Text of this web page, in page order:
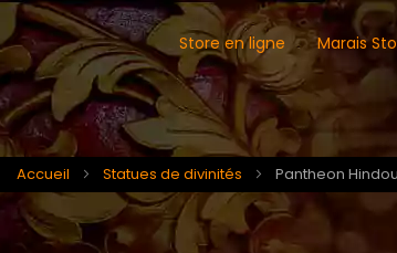
Store en ligne Marais
Accueil Statues de divinités Pantheon Hindou